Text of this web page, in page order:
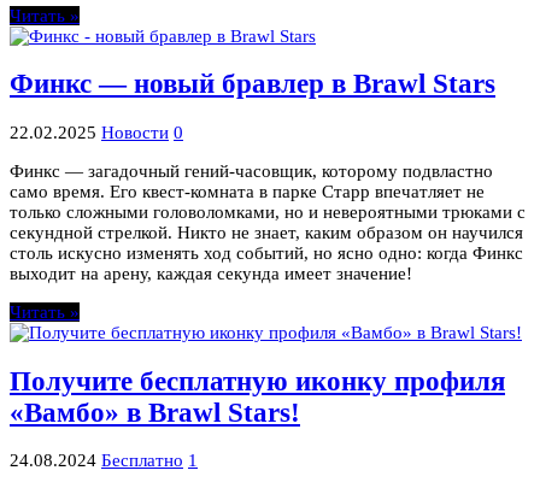
Читать »
Финкс — новый бравлер в Brawl Stars
22.02.2025 Новости 0
Финкс — загадочный гений-часовщик, которому подвластно
само время. Его квест-комната в парке Старр впечатляет не
только сложными головоломками, но и невероятными трюками с
секундной стрелкой. Никто не знает, каким образом он научился
столь искусно изменять ход событий, но ясно одно: когда Финкс
выходит на арену, каждая секунда имеет значение!
Читать »
Получите бесплатную иконку профиля
«Вамбо» в Brawl Stars!
24.08.2024 Бесплатно 1